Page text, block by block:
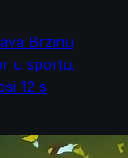
Brzinu
u sportu,
12 s